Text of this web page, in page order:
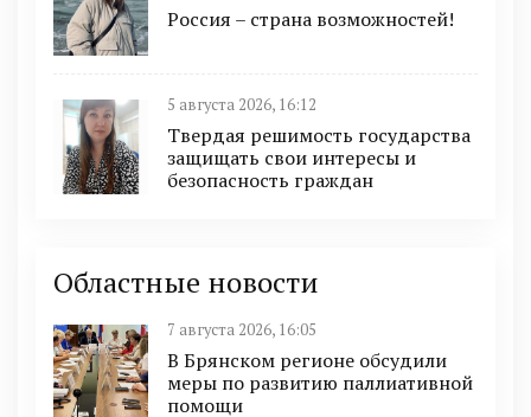
Россия – страна возможностей!
5 августа 2026, 16:12
Твердая решимость государства
защищать свои интересы и
безопасность граждан
Областные новости
7 августа 2026, 16:05
В Брянском регионе обсудили
меры по развитию паллиативной
помощи